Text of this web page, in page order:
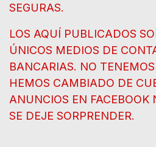
SEGURAS.
LOS AQUÍ PUBLICADOS
ÚNICOS MEDIOS DE
BANCARIAS. NO
HEMOS CAMBIADO DE
ANUNCIOS EN FACEBOOK
SE DEJE SORPRENDER.